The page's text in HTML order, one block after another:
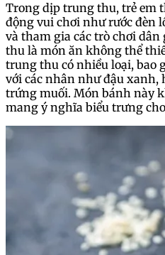
Trong dịp trung thu, trẻ em
động vui chơi như rước đèn
và tham gia các trò chơi
thu là món ăn không thể
trung thu có nhiều loại, bao
với các nhân như đậu xanh,
trứng muối. Món bánh này
mang ý nghĩa biểu trưng